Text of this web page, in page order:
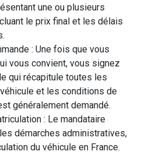
une ou plusieurs
le prix final et les délais
: Une fois que vous
vous convient, vous signez
qui récapitule toutes les
et les conditions de
généralement demandé.
: Le mandataire
démarches administratives,
du véhicule en France.